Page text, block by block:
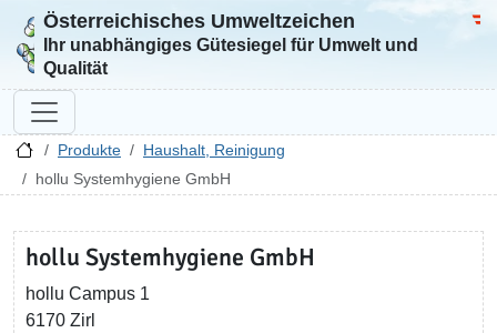
Zur Startseite
Österreichisches Umweltzeichen
Ihr unabhängiges Gütesiegel für Umwelt und
Qualität
Produkte
Haushalt, Reinigung
hollu Systemhygiene GmbH
hollu Systemhygiene GmbH
hollu Campus 1
6170 Zirl